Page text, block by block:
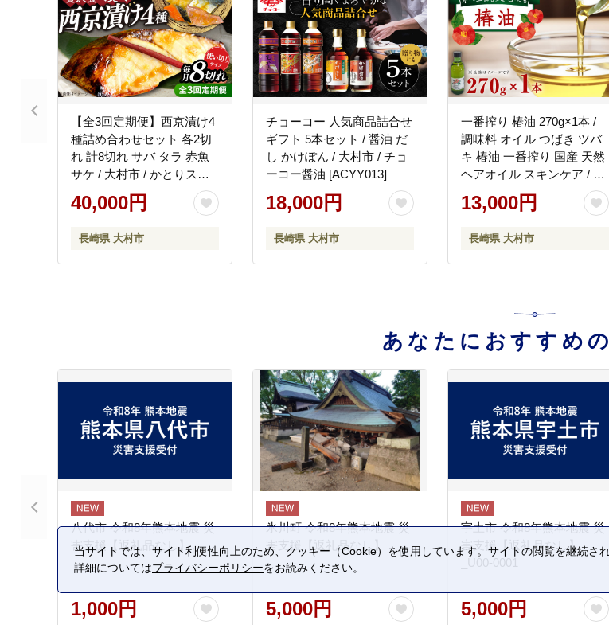
【全3回定期便】西京漬け4
種詰め合わせセット 各2切
れ 計8切れ サバ タラ 赤魚
サケ / 大村市 / かとりスト
アー / 鮭 切り身 個包装 真
空パック 下味付き 焼くだ
おかず [ACAN123]
40,000円
長崎県 大村市
チョーコー 人気商品詰合せ
ギフト 5本セット / 醤油 だ
し かけぽん / 大村市 / チョ
ーコー醤油 [ACYY013]
18,000円
長崎県 大村市
一番搾り 椿油 270g×1本 /
調味料 オイル つばき ツバ
キ 椿油 一番搾り 国産 天然
ヘアオイル スキンケア / 大
村市 / 株式会社三浦かんさ
く市[ACAE012]
13,000円
長崎県 大村市
あなたにおすすめ
八代市 令和8年熊本地震 災
害支援【返礼品なし】
1,000円
氷川町 令和8年熊本地震 災
害支援【返礼品なし】
5,000円
宇土市 令和8年熊本地震 災
害支援【返礼品なし】
_U00-0001
5,000円
当サイトでは、サイト利便性向上のため、クッキー（Cookie）を使用しています。サイトの閲覧を継続さ
詳細についてはプライバシーポリシーをお読みください。